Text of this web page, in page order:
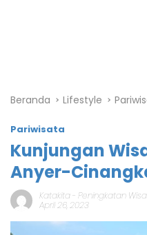
Beranda Lifestyle
Pariwisata
Kunjungan
Anyer-
Katakita- Peningkatan
April 26, 2023